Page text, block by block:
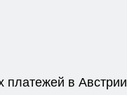
платежей в Австрии